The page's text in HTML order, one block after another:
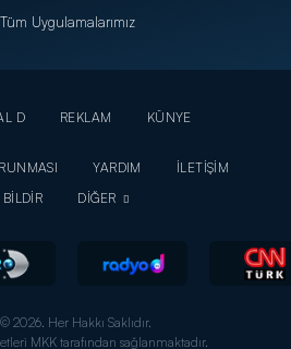
Tüm Uygulamalarımız
D REKLAM
KÜNYE
YARDIM
İLETİŞİM
DİĞER
2026. Her Hakkı Saklıdır.
MKK tarafından sağlanmaktadır.